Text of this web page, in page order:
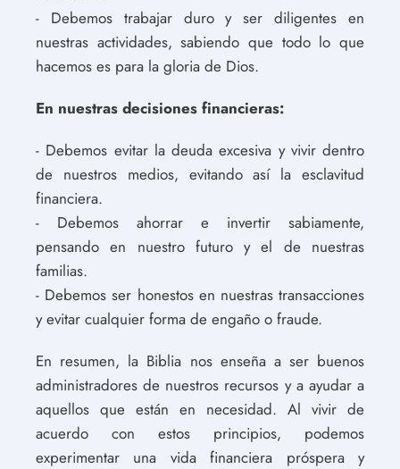
- Debemos trabajar duro y ser diligentes en
nuestras actividades, sabiendo que todo lo que
hacemos es para la gloria de Dios.
En nuestras decisiones financieras:
- Debemos evitar la deuda excesiva y vivir dentro
de nuestros medios, evitando así la esclavitud
financiera.
- Debemos ahorrar e invertir sabiamente,
pensando en nuestro futuro y el de nuestras
familias.
- Debemos ser honestos en nuestras transacciones
y evitar cualquier forma de engaño o fraude.
En resumen, la Biblia nos enseña a ser buenos
administradores de nuestros recursos y a ayudar a
aquellos que están en necesidad. Al vivir de
acuerdo con estos principios, podemos
experimentar una vida financiera próspera y